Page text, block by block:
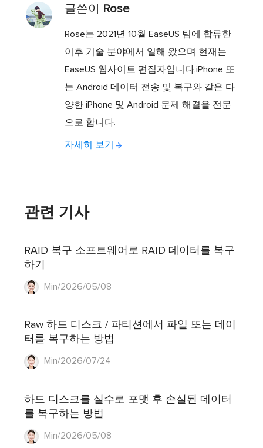
글쓴이 Rose
Rose는 2021년 10월 EaseUS 팀에 합류한
이후 기술 분야에서 일해 왔으며 현재는
EaseUS 웹사이트 편집자입니다.iPhone 또
는 Android 데이터 전송 및 복구와 같은 다
양한 iPhone 및 Android 문제 해결을 전문
으로 합니다.
자세히 보기
관련 기사
RAID 복구 소프트웨어로 RAID 데이터를 복구
하기
Min/2026/05/08
Raw 하드 디스크 / 파티션에서 파일 또는 데이
터를 복구하는 방법
Min/2026/07/24
하드 디스크를 실수로 포맷 후 손실된 데이터
를 복구하는 방법
Min/2026/05/08